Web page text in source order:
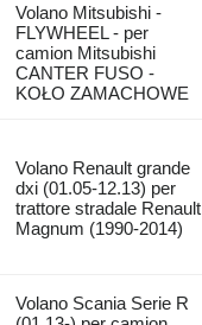
Volano Mitsubishi -
FLYWHEEL - per
camion Mitsubishi
CANTER FUSO -
KOŁO ZAMACHOWE
Volano Renault grande
dxi (01.05-12.13) per
trattore stradale Renault
Magnum (1990-2014)
Volano Scania Serie R